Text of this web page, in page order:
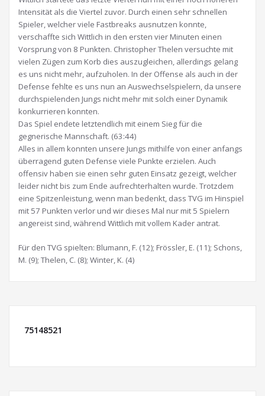
Intensität als die Viertel zuvor. Durch einen sehr schnellen
Spieler, welcher viele Fastbreaks ausnutzen konnte,
verschaffte sich Wittlich in den ersten vier Minuten einen
Vorsprung von 8 Punkten. Christopher Thelen versuchte mit
vielen Zügen zum Korb dies auszugleichen, allerdings gelang
es uns nicht mehr, aufzuholen. In der Offense als auch in der
Defense fehlte es uns nun an Auswechselspielern, da unsere
durchspielenden Jungs nicht mehr mit solch einer Dynamik
konkurrieren konnten.
Das Spiel endete letztendlich mit einem Sieg für die
gegnerische Mannschaft. (63:44)
Alles in allem konnten unsere Jungs mithilfe von einer anfangs
überragend guten Defense viele Punkte erzielen. Auch
offensiv haben sie einen sehr guten Einsatz gezeigt, welcher
leider nicht bis zum Ende aufrechterhalten wurde. Trotzdem
eine Spitzenleistung, wenn man bedenkt, dass TVG im Hinspiel
mit 57 Punkten verlor und wir dieses Mal nur mit 5 Spielern
angereist sind, während Wittlich mit vollem Kader antrat.
Für den TVG spielten: Blumann, F. (12); Frössler, E. (11); Schons,
M. (9); Thelen, C. (8); Winter, K. (4)
75148521